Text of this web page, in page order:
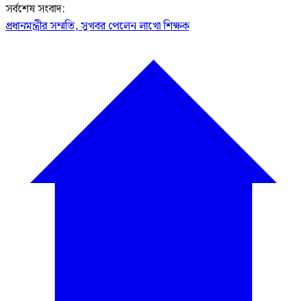
সর্বশেষ সংবাদ:
প্রধানমন্ত্রীর সম্মতি, সুখবর পেলেন লাখো শিক্ষক